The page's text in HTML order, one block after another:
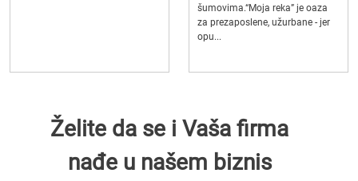
šumovima.“Moja reka” je oaza
za prezaposlene, užurbane - jer
opu...
Želite da se i Vaša firma
nađe u našem biznis